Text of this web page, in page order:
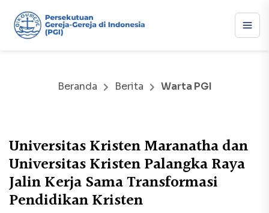
Beranda Berita Warta PGI
Universitas Kristen Maranatha dan
Universitas Kristen Palangka Raya
Jalin Kerja Sama Transformasi
Pendidikan Kristen